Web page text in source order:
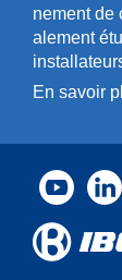
n­ement de
a­l­ement
En savoir